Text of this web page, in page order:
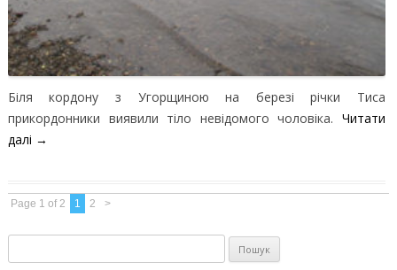
Біля кордону з Угорщиною на березі річки Тиса
прикордонники виявили тіло невідомого чоловіка. Читати
далі →
Page 1 of 2 1 2 >